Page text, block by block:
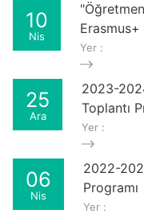
10
Nis
Erasmus+
Yer :
25
Ara
2023-
Toplantı
Yer :
06
Nis
2022-
Programı
Yer :